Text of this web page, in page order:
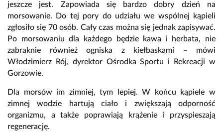
jeszcze jest. Zapowiada się bardzo dobry dzień na
morsowanie. Do tej pory do udziału we wspólnej kąpieli
zgłosiło się 70 osób. Cały czas można się jednak zapisywać.
Po morsowaniu dla każdego będzie kawa i herbata, nie
zabraknie również ogniska z kiełbaskami – mówi
Włodzimierz Rój, dyrektor Ośrodka Sportu i Rekreacji w
Gorzowie.
Dla morsów im zimniej, tym lepiej. W końcu kąpiele w
zimnej wodzie hartują ciało i zwiększają odporność
organizmu, a także poprawiają krążenie i przyspieszają
regenerację.